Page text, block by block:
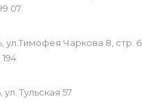
07
ул.Тимофея Чаркова 8, стр. 6
194
ул. Тульская 57